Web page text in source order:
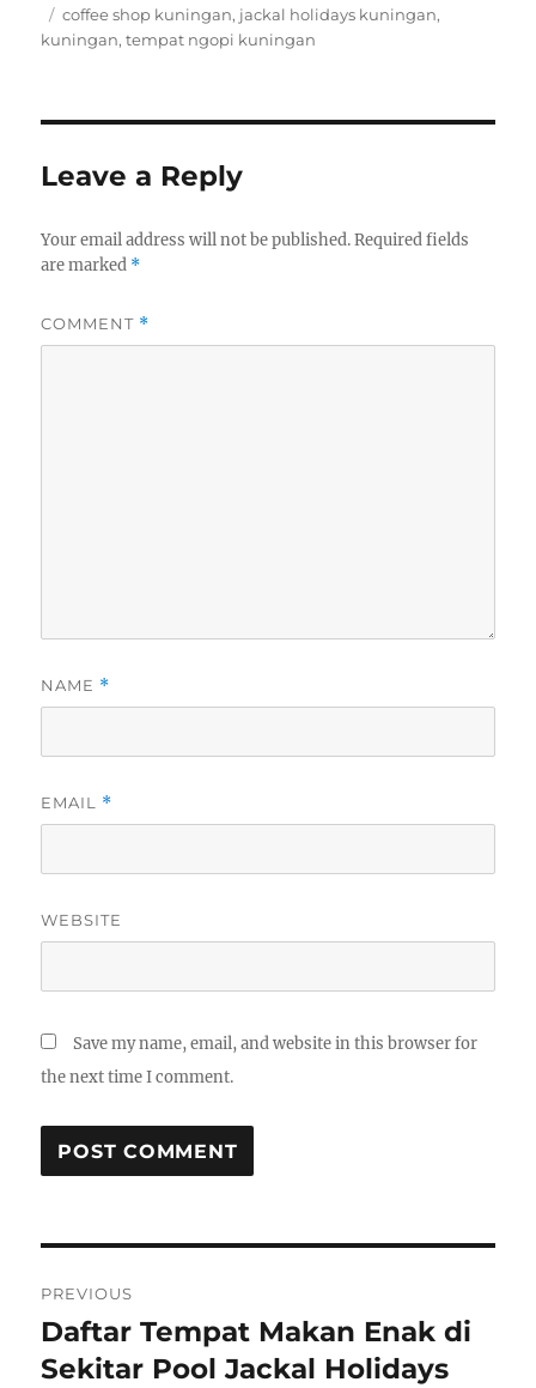
on
Tags
coffee shop kuningan, jackal holidays kuningan,
kuningan,tempat ngopi kuningan
Leave a Reply
Your email address will not be published. Required fields
are marked *
COMMENT *
NAME *
EMAIL *
WEBSITE
Save my name, email, and website in this browser for
the next time I comment.
navigation
PREVIOUS
Previous
post:
Daftar Tempat Makan Enak di
Sekitar Pool Jackal Holidays